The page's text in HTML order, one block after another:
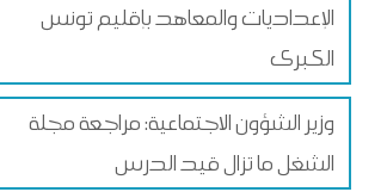
الإعداديات والمعاهد بإقليم تونس
الكبرى
وزير الشؤون الاجتماعية: مراجعة مجلة
الشغل ما تزال قيد الدرس